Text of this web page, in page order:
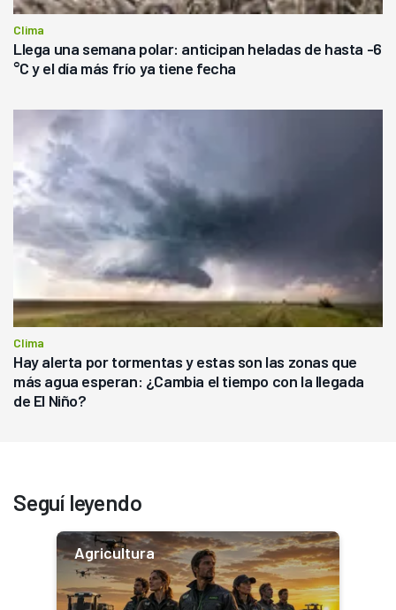
Clima
Llega una semana polar: anticipan heladas de hasta -6
°C y el día más frío ya tiene fecha
Clima
Hay alerta por tormentas y estas son las zonas que
más agua esperan: ¿Cambia el tiempo con la llegada
de El Niño?
Seguí leyendo
Agricultura